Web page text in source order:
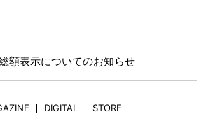
額表示についてのお知らせ
DIGITAL
STORE